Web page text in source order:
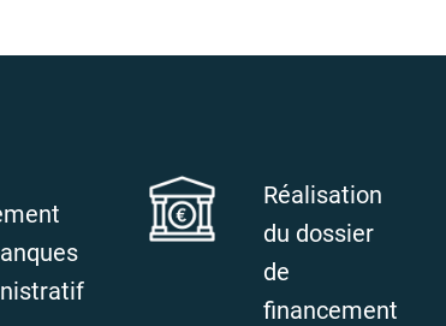
Réalisation
du dossier
de
financement